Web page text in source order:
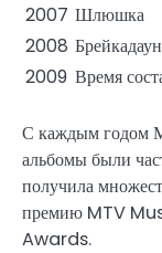
2007 Шлюшка
2008 Брейкадаун
2009 Время
С каждым годом
альбомы были
получила
премию MTV
Awards.